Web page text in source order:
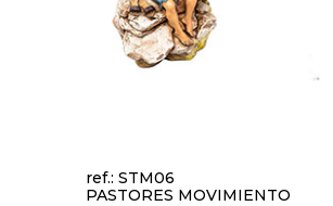
ref.: STM06
PASTORES MOVIMIENTO